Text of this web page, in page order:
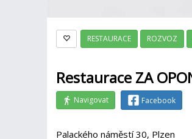
RESTAURACE ROZVOZ
Restaurace ZA
Navigovat Facebook
Palackého náměstí 30, Plzen